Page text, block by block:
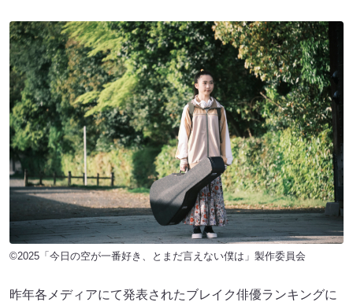
©2025「今日の空が一番好き、とまだ言えない僕は」製作委員会
昨年各メディアにて発表されたブレイク俳優ランキングに